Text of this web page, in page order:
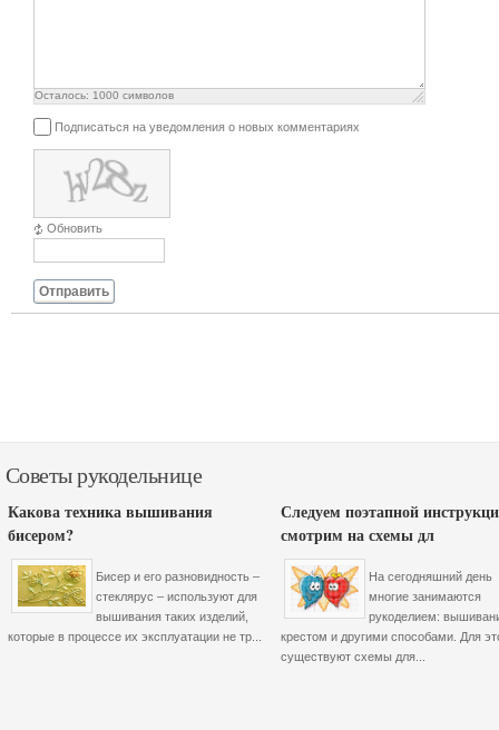
Осталось: 1000 символов
Подписаться на уведомления о новых комментариях
Обновить
Отправить
Советы рукодельнице
Какова техника вышивания
бисером?
Бисер и его разновидность –
стеклярус – используют для
вышивания таких изделий,
которые в процессе их эксплуатации не тр...
Следуем поэтапной
смотрим на схемы дл
На сегодняшний день
многие занимаются
рукоделием:
крестом и другими способами. Для
существуют схемы для...